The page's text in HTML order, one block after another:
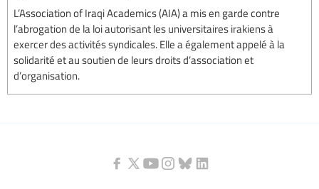
L’Association of Iraqi Academics (AIA) a mis en garde contre
l’abrogation de la loi autorisant les universitaires irakiens à
exercer des activités syndicales. Elle a également appelé à la
solidarité et au soutien de leurs droits d’association et
d’organisation.